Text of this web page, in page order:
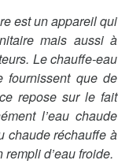
est un appareil qui
mais aussi à
Le chauffe-eau
fournissent que de
repose sur le fait
l’eau chaude
chaude réchauffe à
d’eau froide.